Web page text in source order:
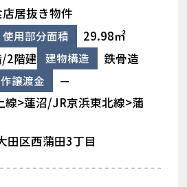
居抜き物件
使用部分面積 29.98㎡
2階建 建物構造 鉄骨造
譲渡金 －
線>蓮沼/JR京浜東北線>蒲
田区西蒲田3丁目